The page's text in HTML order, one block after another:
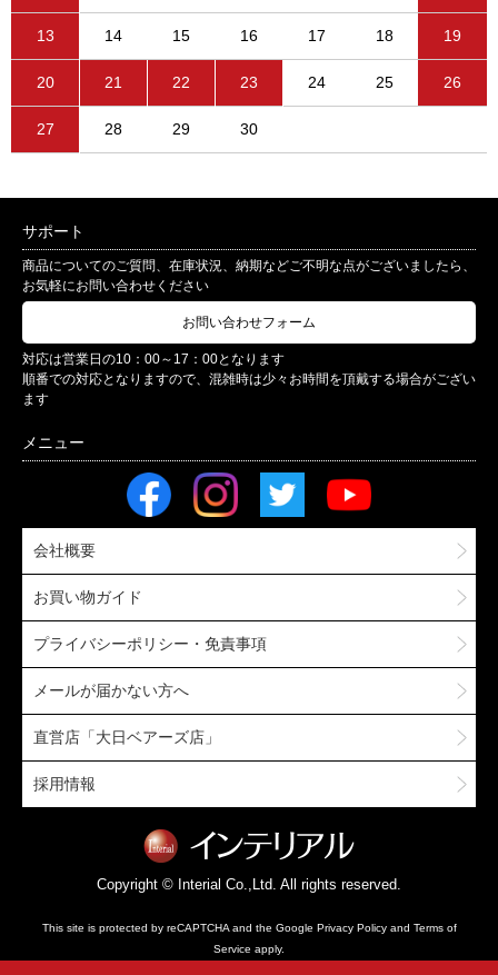
13 14 15 16 17 18 19
20 21 22 23 24 25 26
27 28 29 30
サポート
商品についてのご質問、在庫状況、納期などご不明な点がございましたら、
お気軽にお問い合わせください
お問い合わせフォーム
対応は営業日の10：00～17：00となります
順番での対応となりますので、混雑時は少々お時間を頂戴する場合がござい
ます
会社概要
お買い物ガイド
プライバシーポリシー・免責事項
メールが届かない方へ
直営店「大日ベアーズ店」
採用情報
Copyright © Interial Co.,Ltd. All rights reserved.
This site is protected by reCAPTCHA and the Google Privacy Policyand Terms of
Service apply.